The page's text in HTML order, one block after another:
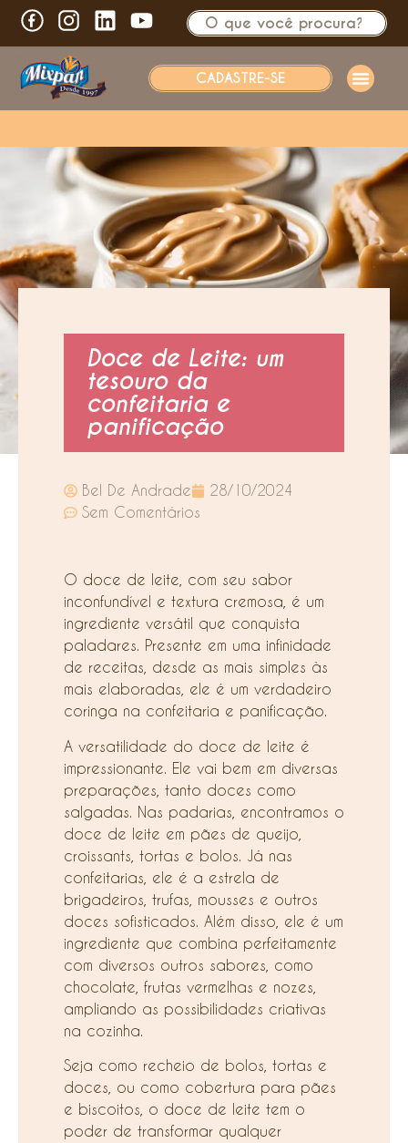
CADASTRE-SE
Doce de Leite: um
tesouro da
confeitaria e
panificação
Bel De Andrade
28/10/2024
Sem Comentários
O doce de leite, com seu sabor
inconfundível e textura cremosa, é um
ingrediente versátil que conquista
paladares. Presente em uma infinidade
de receitas, desde as mais simples às
mais elaboradas, ele é um verdadeiro
coringa na confeitaria e panificação.
A versatilidade do doce de leite é
impressionante. Ele vai bem em diversas
preparações, tanto doces como
salgadas. Nas padarias, encontramos o
doce de leite em pães de queijo,
croissants, tortas e bolos. Já nas
confeitarias, ele é a estrela de
brigadeiros, trufas, mousses e outros
doces sofisticados. Além disso, ele é um
ingrediente que combina perfeitamente
com diversos outros sabores, como
chocolate, frutas vermelhas e nozes,
ampliando as possibilidades criativas
na cozinha.
Seja como recheio de bolos, tortas e
doces, ou como cobertura para pães
e biscoitos, o doce de leite tem o
poder de transformar qualquer